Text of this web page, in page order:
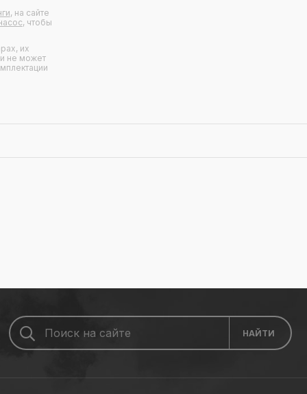
, на сайте
, чтобы
их
не может